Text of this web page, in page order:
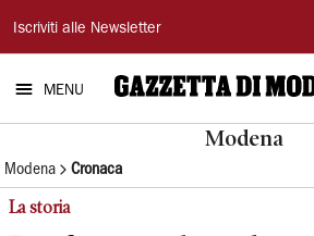
Gazzetta
di
Modena
Iscriviti alle Newsletter
MENU
Modena
Modena Cronaca
La storia